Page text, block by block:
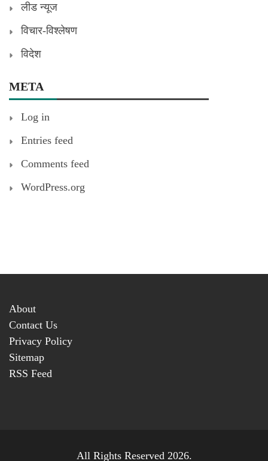
लीड न्यूज
विचार-विश्लेषण
विदेश
META
Log in
Entries feed
Comments feed
WordPress.org
About
Contact Us
Privacy Policy
Sitemap
RSS Feed
All Rights Reserved 2026.